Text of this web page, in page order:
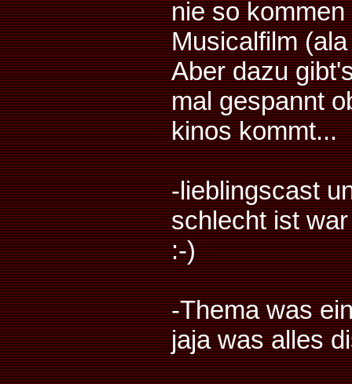
nie so
Musicalfilm
Aber dazu
mal gespannt
kinos kommt...
-lieblingscast
schlecht ist
:-)
-Thema was
jaja was alles